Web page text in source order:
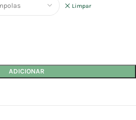
Limpar
ADICIONAR